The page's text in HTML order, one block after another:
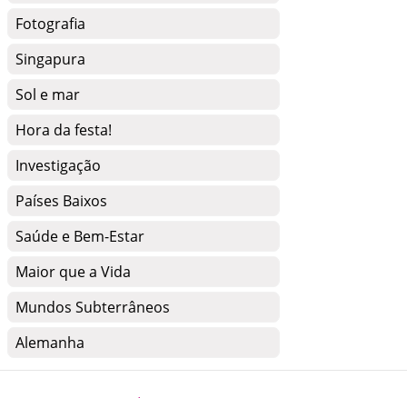
Fotografia
Singapura
Sol e mar
Hora da festa!
Investigação
Países Baixos
Saúde e Bem-Estar
Maior que a Vida
Mundos Subterrâneos
Alemanha